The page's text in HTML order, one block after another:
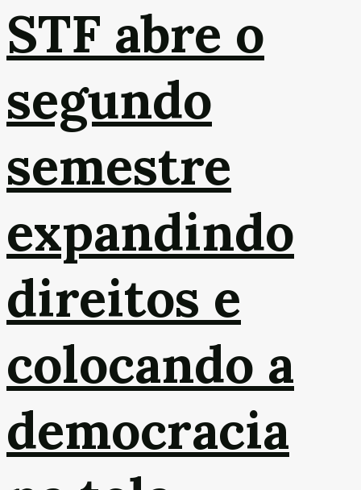
STF abre o
segundo
semestre
expandindo
direitos e
colocando a
democracia